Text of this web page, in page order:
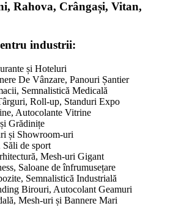
Rahova, Crângași, Vitan,
industrii:
și Hoteluri
De Vânzare, Panouri Șantier
Semnalistică Medicală
Roll-up, Standuri Expo
Autocolante Vitrine
Grădinițe
și Showroom-uri
Săli de sport
Mesh-uri Gigant
Saloane de înfrumusețare
Semnalistică Industrială
Birouri, Autocolant Geamuri
Mesh-uri și Bannere Mari